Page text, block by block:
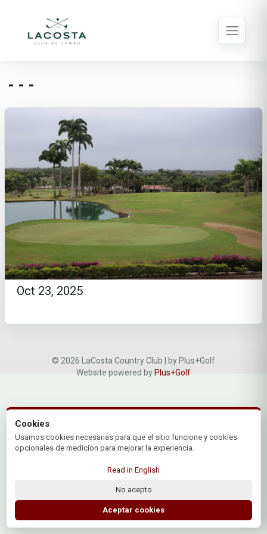
- - -
Oct 23, 2025
© 2026 LaCosta Country Club | by Plus+Golf
Website powered by Plus+Golf
Cookies
Usamos cookies necesarias para que el sitio funcione y cookies
opcionales de medicion para mejorar la experiencia.
Read in English
No acepto
Aceptar cookies